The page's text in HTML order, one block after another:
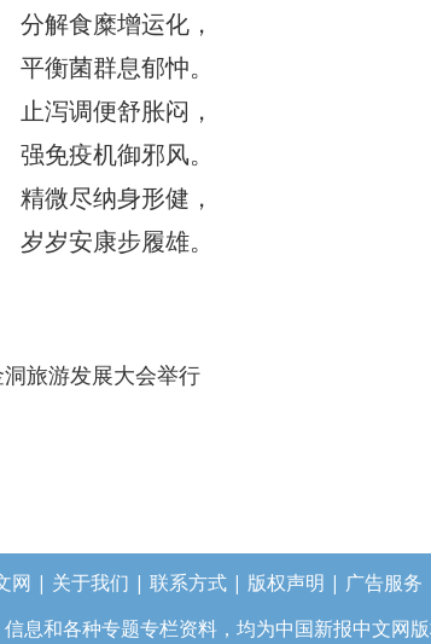
解食糜增运化，
衡菌群息郁忡。
泻调便舒胀闷，
免疫机御邪风。
微尽纳身形健，
岁安康步履雄。
旅游发展大会举行
网 | 关于我们 | 联系方式| 版权声明 | 广告服务
息和各种专题专栏资料，均为中国新报中文网